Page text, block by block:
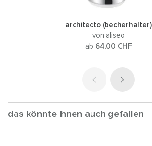
architecto (becherhalter)
von aliseo
ab 64.00 CHF
das könnte ihnen auch gefallen